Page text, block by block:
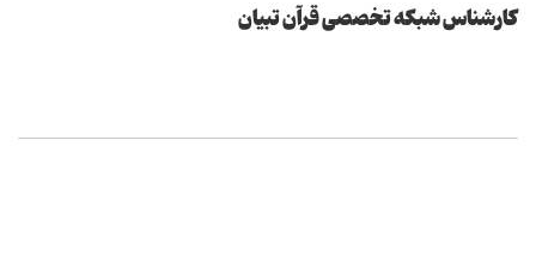
كارشناس شبكه تخصصی قرآن تبیان